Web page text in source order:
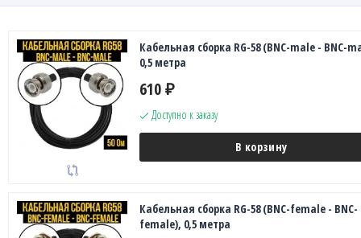
Кабельная сборка RG-58 (BNC-male - BNC-
0,5 метра
610 ₽
Доступно к заказу
В корзину
Кабельная сборка RG-58 (BNC-female - BNC-
female), 0,5 метра